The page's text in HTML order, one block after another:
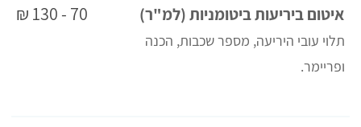
איטום ביריעות ביטומניות (למ"ר)
תלוי עובי היריעה, מספר שכבות, הכנה
ופריימר.
70 - 130 ₪